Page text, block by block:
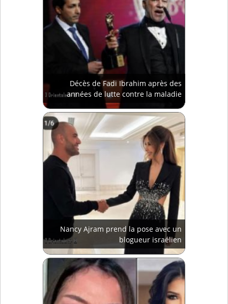
Décès de Fadi Ibrahim après des
années de lutte contre la maladie
Nancy Ajram prend la pose avec un
blogueur israélien